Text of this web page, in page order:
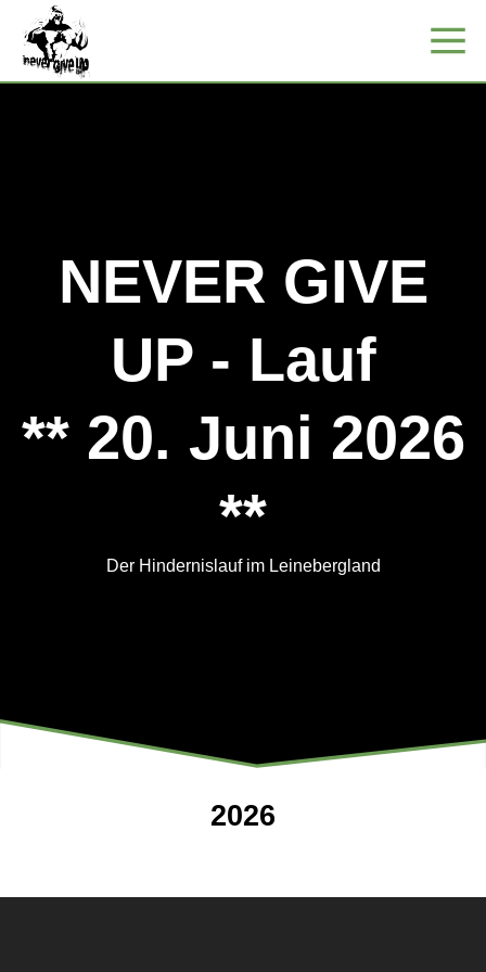
NEVER GIVE
UP - Lauf
** 20. Juni 2026
**
Der Hindernislauf im Leinebergland
2026